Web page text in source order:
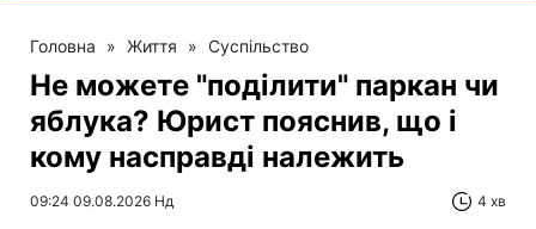
Головна » Життя » Суспільство
Не можете "поділити" паркан чи
яблука? Юрист пояснив, що і
кому насправді належить
09:24 09.08.2026 Нд 4 хв